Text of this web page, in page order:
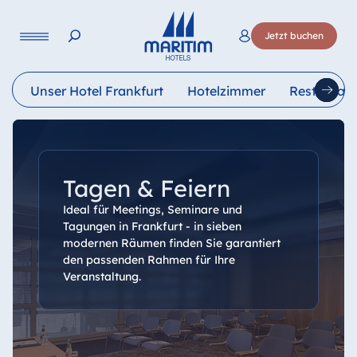
Jetzt buchen
Unser Hotel Frankfurt Hotelzimmer
Tagen & Feiern
Ideal für Meetings, Seminare und
Tagungen in Frankfurt - in sieben
modernen Räumen finden Sie garantiert
den passenden Rahmen für Ihre
Veranstaltung.